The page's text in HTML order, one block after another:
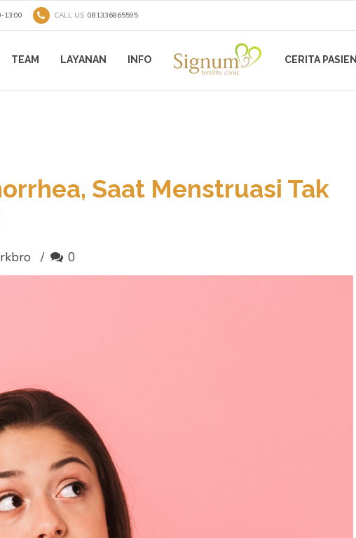
13:00 CALL US 081336865595
TEAM LAYANAN INFO CERITA PASIEN
Saat Menstruasi Tak
0